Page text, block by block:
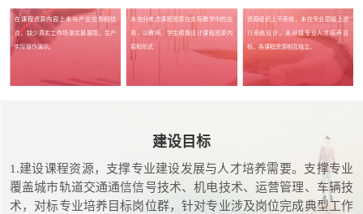
在课程资源内容上未与产业应用相结
合，缺少真实工作场景实景展现、生产
实际操作演示。
未充分考虑课程资源在实际教学中的应
用，以教师、学生视角设计课程资源内
容和形式
资源组织上不系统，未在专业层级上进
行系统设计，未对接专业人才培养目
标，各课程资源相互独立。
建设目标
1.建设课程资源，支撑专业建设发展与人才培养需要。支撑专业
覆盖城市轨道交通通信信号技术、机电技术、运营管理、车辆技
术，对标专业培养目标岗位群，针对专业涉及岗位完成典型工作